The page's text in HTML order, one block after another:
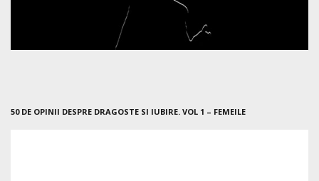
50 DE OPINII DESPRE DRAGOSTE SI IUBIRE. VOL 1 – FEMEILE